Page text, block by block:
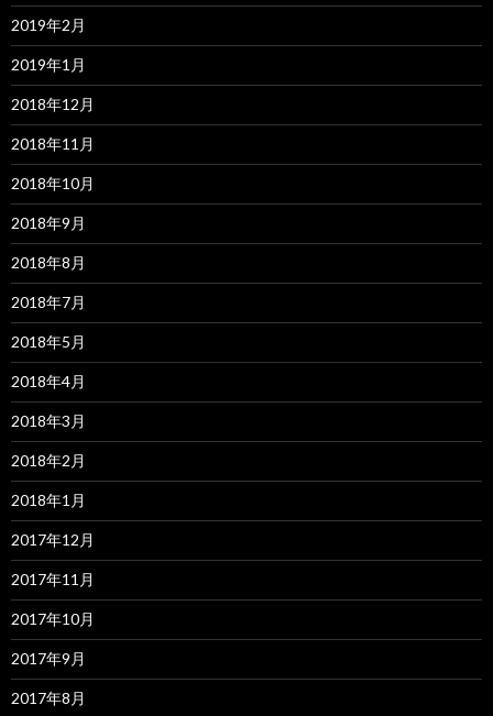
2019年2月
2019年1月
2018年12月
2018年11月
2018年10月
2018年9月
2018年8月
2018年7月
2018年5月
2018年4月
2018年3月
2018年2月
2018年1月
2017年12月
2017年11月
2017年10月
2017年9月
2017年8月